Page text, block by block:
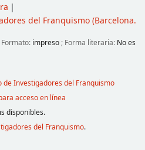
del Franquismo(Barcelona.
impreso ; Forma literaria: No es
de Investigadores del Franquismo
acceso en línea
disponibles.
del Franquismo.